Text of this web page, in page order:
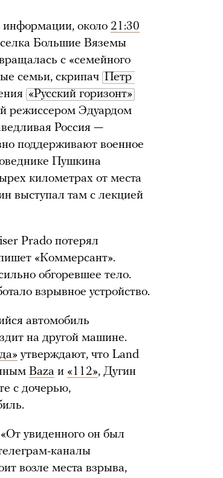
информации, около 21:30
Большие Вяземы
с «семейного
семьи, скрипач Петр
«Русский горизонт»
режиссером Эдуардом
Россия —
поддерживают военное
Пушкина
километрах от места
выступал там с лекцией
Prado потерял
«Коммерсант».
обгоревшее тело.
взрывное устройство.
автомобиль
на другой машине.
утверждают, что Land
Baza и «112», Дугин
с дочерью,
увиденного он был
каналы
возле места взрыва,